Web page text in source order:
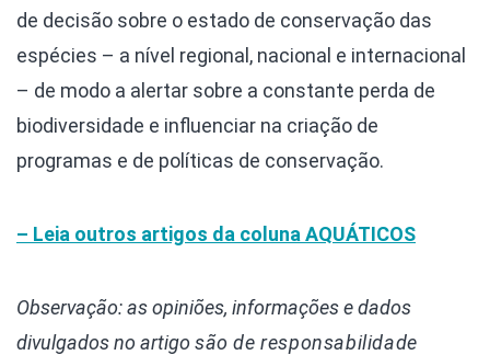
de decisão sobre o estado de conservação das
espécies – a nível regional, nacional e internacional
– de modo a alertar sobre a constante perda de
biodiversidade e influenciar na criação de
programas e de políticas de conservação.
– Leia outros artigos da coluna AQUÁTICOS
Observação: as opiniões, informações e dados
divulgadosno artigo são de responsabilidade